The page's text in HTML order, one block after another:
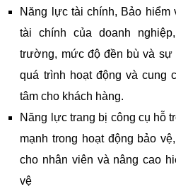
Năng lực tài chính, Bảo hiểm
tài chính của doanh
trường, mức độ đền bù và sự
quá trình hoạt động và cung
tâm cho khách hàng.
Năng lực trang bị công cụ hỗ
mạnh trong hoạt động bảo
cho nhân viên và nâng cao
vệ